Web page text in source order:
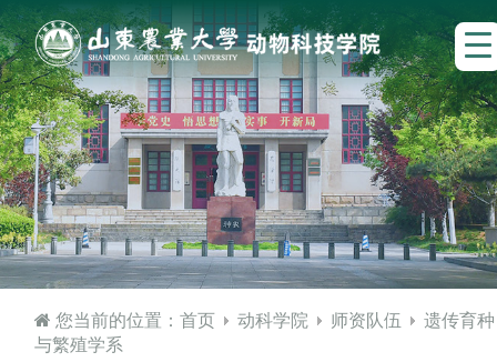
您当前的位置：首页 动科学院 师资队伍
遗传育种
与繁殖学系